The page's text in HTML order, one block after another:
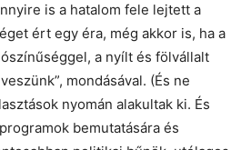
is a hatalom fele lejtett a
ért egy éra, még akkor is, ha a
a nyílt és fölvállalt
mondásával. (És ne
nyomán alakultak ki. És
bemutatására és